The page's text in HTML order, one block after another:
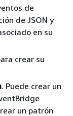
de
de JSON y
en su
crear su
. Puede crear un
un patrón